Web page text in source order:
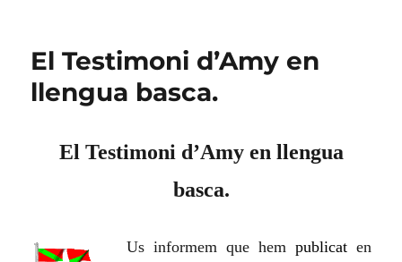
El Testimoni d’Amy en
llengua basca.
El Testimoni d’Amy en llengua
basca.
Us informem que hem publicaten